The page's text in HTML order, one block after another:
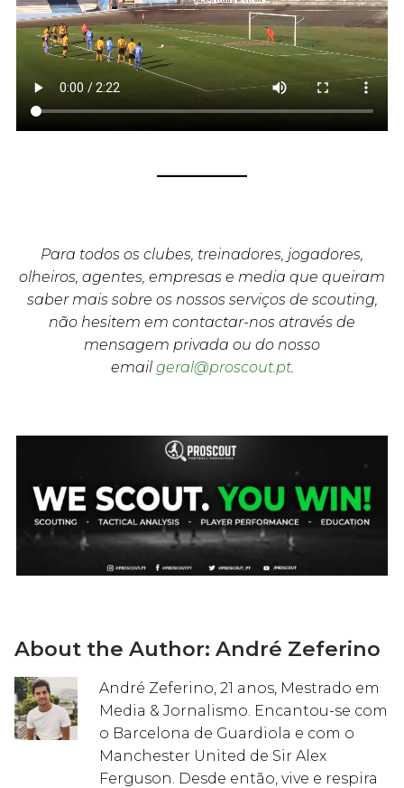
Para todos os clubes, treinadores, jogadores,
olheiros, agentes, empresas e media que queiram
saber mais sobre os nossos serviços de scouting,
não hesitem em contactar-nos através de
mensagem privada ou do nosso
email geral@proscout.pt.
About the Author: André Zeferino
André Zeferino, 21 anos, Mestrado em
Media & Jornalismo. Encantou-se com
o Barcelona de Guardiola e com o
Manchester United de Sir Alex
Ferguson. Desde então, vive e respira